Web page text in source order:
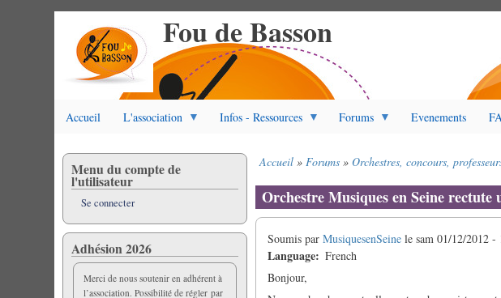
Fou de Basson
Accueil L'association Infos - Ressources Forums Evenements
d'Ariane
Accueil Forums Orchestres, concours,
Orchestre Musiques en Seine rectute
Soumis parMusiquesenSeine lesam 01/12/2012 -
Language
French
Bonjour,
Menu du compte de
l'utilisateur
Se connecter
Adhésion 2026
Merci de nous soutenir en adhérent à
l’association. Possibilité de régler par